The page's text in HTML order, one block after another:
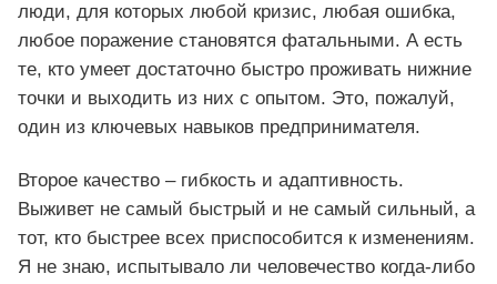
люди, для которых любой кризис, любая ошибка,
любое поражение становятся фатальными. А есть
те, кто умеет достаточно быстро проживать нижние
точки и выходить из них с опытом. Это, пожалуй,
один из ключевых навыков предпринимателя.
Второе качество – гибкость и адаптивность.
Выживет не самый быстрый и не самый сильный, а
тот, кто быстрее всех приспособится к изменениям.
Я не знаю, испытывало ли человечество когда-либо